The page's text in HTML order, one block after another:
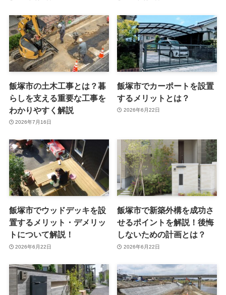
飯塚市の土木工事とは？暮
らしを支える重要な工事を
わかりやすく解説
2026年7月16日
飯塚市でカーポートを設置
するメリットとは？
2026年6月22日
飯塚市でウッドデッキを設
置するメリット・デメリッ
トについて解説！
2026年6月22日
飯塚市で新築外構を成功さ
せるポイントを解説！後悔
しないための計画とは？
2026年6月22日